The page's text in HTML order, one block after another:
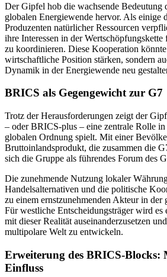
Der Gipfel hob die wachsende Bedeutung
globalen Energiewende hervor. Als einige
Produzenten natürlicher Ressourcen
ihre Interessen in der
zu koordinieren. Diese Kooperation
wirtschaftliche Position stärken, sondern
Dynamik in der Energiewende neu
BRICS als Gegengewicht zur G7
Trotz der Herausforderungen zeigt der
– oder BRICS-plus – eine zentrale Rolle
globalen Ordnung spielt. Mit einer
Bruttoinlandsprodukt, die zusammen die
sich die Gruppe als führendes Forum des
Die zunehmende Nutzung lokaler
Handelsalternativen und die politische
zu einem ernstzunehmenden Akteur in der
Für westliche Entscheidungsträger wird es
mit dieser Realität auseinanderzusetzen
multipolare Welt zu entwickeln.
Erweiterung des BRICS-Blocks:
Einfluss